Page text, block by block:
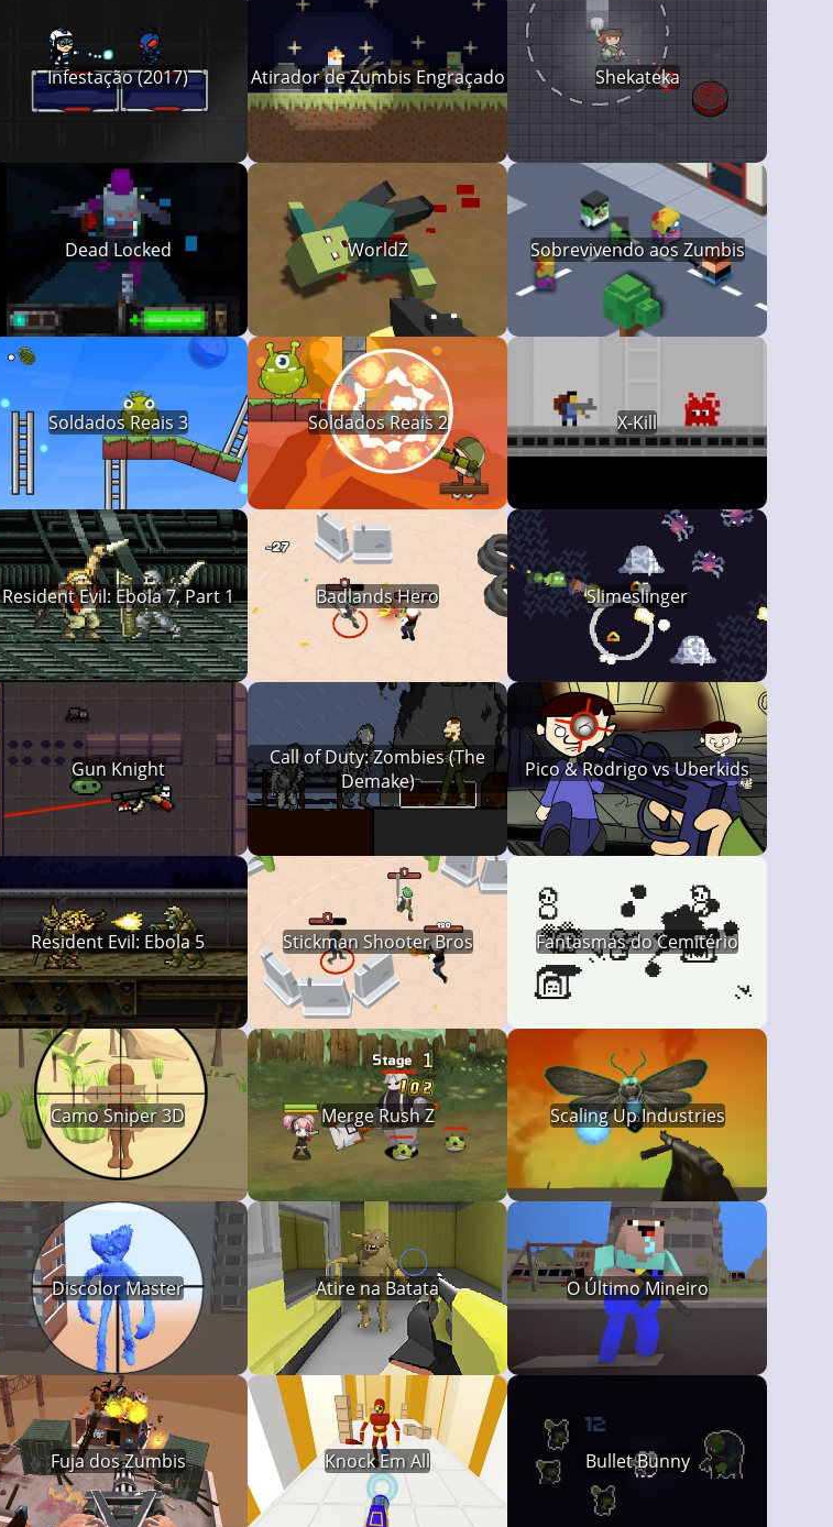
Infestação (2017) Atirador de Zumbis Engraçado Shekateka
Dead Locked WorldZ Sobrevivendo aos Zumbis
Soldados Reais 3 Soldados Reais 2 X-Kill
Resident Evil: Ebola 7, Part 1 Badlands Hero Slimeslinger
Gun Knight
Call of Duty: Zombies (The
Demake)
Pico & Rodrigo vs Uberkids
Resident Evil: Ebola 5 Stickman Shooter Bros Fantasmas do Cemitério
Camo Sniper 3D Merge Rush Z Scaling Up Industries
Discolor Master Atire na Batata O Último Mineiro
Fuja dos Zumbis Knock Em All Bullet Bunny